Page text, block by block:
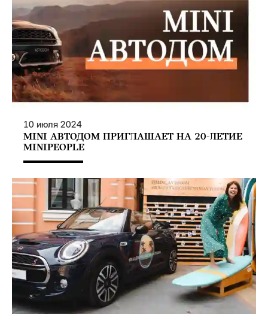
10 июля 2024
MINI АВТОДОМ ПРИГЛАШАЕТ НА 20-ЛЕТИЕ
MINIPEOPLE